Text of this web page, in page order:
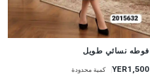
فوطه نسائي طويل
YER1,500 كمية محدودة